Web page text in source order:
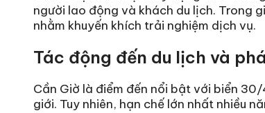
người lao động và khách du lịch. Trong
nhằm khuyến khích trải nghiệm dịch vụ.
Tác động đến du lịch và
Cần Giờ là điểm đến nổi bật với biển
giới. Tuy nhiên, hạn chế lớn nhất nhiều